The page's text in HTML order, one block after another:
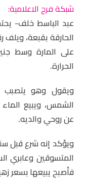
شبكة فرح الاعلامية:
عبد الباسط خلف-
الحارقة بقبعة،
على المارة وسط
الحرارة.
الشمس، ويبيع
عن روحي والديه.
المتسوقين وعابري
فأصبح يبيعها بسعر